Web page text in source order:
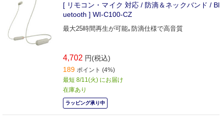
[ リモコン・マイク 対応 / 防滴＆ネックバンド / Bl
uetooth ] WI-C100-CZ
最大25時間再生が可能｡防滴仕様で高音質
4,702 円(税込)
189 ポイント (4%)
最短 8/11(火) にお届け
在庫あり
ラッピング承り中